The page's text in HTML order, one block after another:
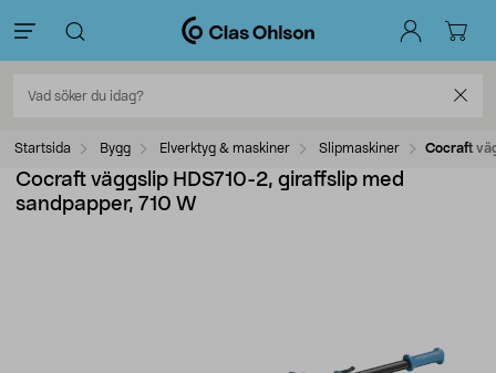
Startsida Bygg Elverktyg & maskiner Slipmaskiner Cocraft
Cocraft väggslip HDS710-2, giraffslip med
sandpapper, 710 W